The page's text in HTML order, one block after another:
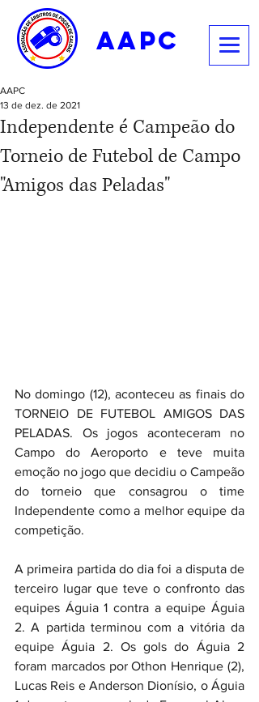
aapc
Independente é Campeão do
Torneio de Futebol de Campo
"Amigos das Peladas"
AAPC
13 de dez. de 2021
No domingo (12), aconteceu as finais do
TORNEIO DE FUTEBOL AMIGOS DAS
PELADAS. Os jogos aconteceram no
Campo do Aeroporto e teve muita
emoção no jogo que decidiu o Campeão
do torneio que consagrou o time
Independente como a melhor equipe da
competição.
A primeira partida do dia foi a disputa de
terceiro lugar que teve o confronto das
equipes Águia 1 contra a equipe Águia
2. A partida terminou com a vitória da
equipe Águia 2. Os gols do Águia 2
foram marcados por Othon Henrique (2),
Lucas Reis e Anderson Dionísio, o Águia